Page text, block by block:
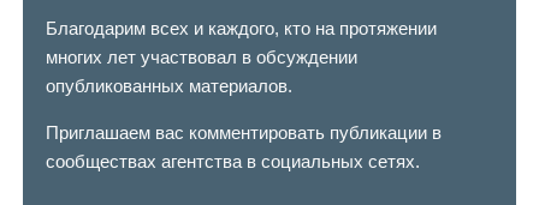
Благодарим всех и каждого, кто на протяжении
многих лет участвовал в обсуждении
опубликованных материалов.
Приглашаем вас комментировать публикации в
сообществах агентства в социальных сетях.